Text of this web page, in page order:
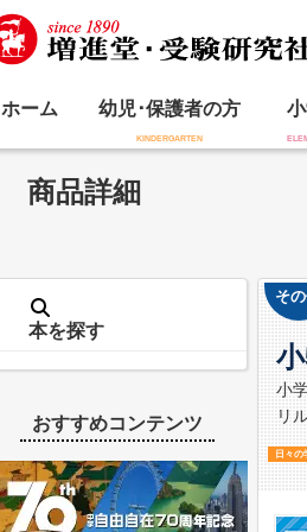
ホーム 幼児･保護者の方
商品詳細
本を探す
おすすめコンテンツ
そ
小
リ
日々の